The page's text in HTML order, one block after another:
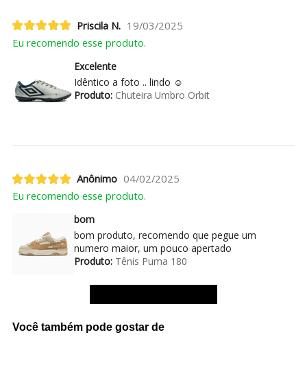
Priscila N. 19/03/2025
Eu recomendo esse produto.
Excelente
Idêntico a foto .. lindo ☺️
Produto:Chuteira Umbro Orbit
Anônimo 04/02/2025
Eu recomendo esse produto.
bom
bom produto, recomendo que pegue um
numero maior, um pouco apertado
Produto:Tênis Puma 180
Você também pode gostar de